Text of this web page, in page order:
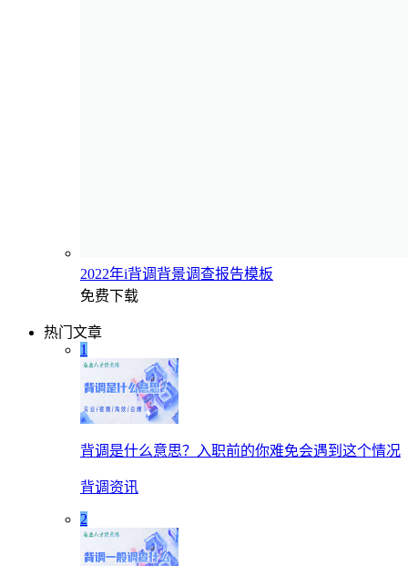
2022年i背调背景调查报告模板
免费下载
热门文章
1
背调是什么意思？入职前的你难免会遇到这个情况
背调资讯
2